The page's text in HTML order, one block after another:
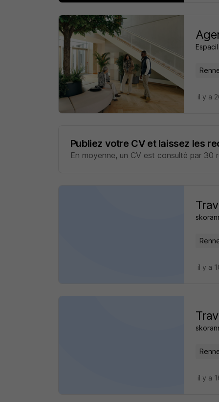
Espacil
il y a
Publiez votre CV et laissez les
En moyenne, un CV est consulté par 30
il y a
il y a